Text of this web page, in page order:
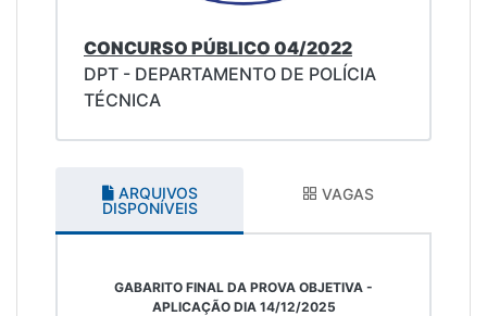
CONCURSO PÚBLICO 04/2022
DPT - DEPARTAMENTO DE POLÍCIA
TÉCNICA
ARQUIVOS
DISPONÍVEIS
VAGAS
GABARITO FINAL DA PROVA OBJETIVA -
APLICAÇÃO DIA 14/12/2025